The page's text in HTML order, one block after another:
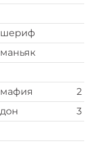
шериф
маньяк
мафия
2
дон
3